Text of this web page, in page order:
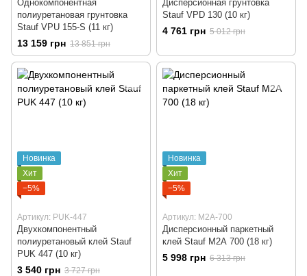
Однокомпонентная
полиуретановая грунтовка
Stauf VPU 155-S (11 кг)
13 159 грн 13 851 грн
Дисперсионная грунтовка
Stauf VPD 130 (10 кг)
4 761 грн 5 012 грн
Новинка
Хит
−5%
Артикул: PUK-447
Двухкомпонентный
полиуретановый клей Stauf
PUK 447 (10 кг)
3 540 грн 3 727 грн
Новинка
Хит
−5%
Артикул: М2А-700
Дисперсионный паркетный
клей Stauf М2А 700 (18 кг)
5 998 грн 6 313 грн